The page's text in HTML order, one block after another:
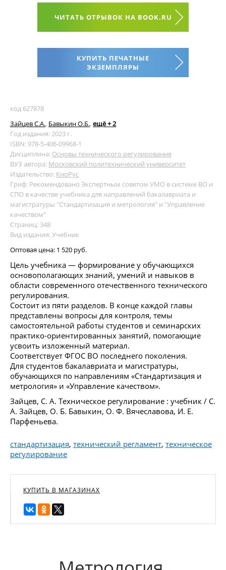
ЧИТАТЬ ОТРЫВОК НА BOOK.RU
КУПИТЬ ПЕЧАТНЫЕ
ЭКЗЕМПЛЯРЫ
код 627878
Зайцев С.А., Бавыкин О.Б., ещё + 2
Год издания: 2023 г.
ISBN: 978-5-406-09968-1
Дисциплина: Основы технического регулирования
ВУЗ автора: Московский политехнический университет
Издательство: КноРус
Гриф: Рекомендовано Экспертным советом УМО в системе ВО и
СПО в качестве учебника для направлений бакалавриата и
магистратуры "Стандартизация и метрология" и "Управление
качеством"
Страниц: 348
Вид издания: Учебник
Оптовая цена: 1 520 руб.
Цель учебника — формирование у обучающихся
основополагающих знаний, умений и навыков в
области современного отечественного технического
регулирования.
Состоит из пяти разделов. В конце каждой главы
представлены вопросы для контроля, темы
самостоятельной работы студентов и семинарских
практико-ориентированных занятий, помогающие
усвоить изложенный материал.
Соответствует ФГОС ВО последнего поколения.
Для студентов бакалавриата и магистратуры,
обучающихся по направлениям «Стандартизация и
метрология» и «Управление качеством».
Зайцев, С. А. Техническое регулирование : учебник / С.
А. Зайцев, О. Б. Бавыкин, О. Ф. Вячеславова, И. Е.
Парфеньева.
стандартизация, технический регламент, техническое
регулирование
КУПИТЬ В МАГАЗИНАХ